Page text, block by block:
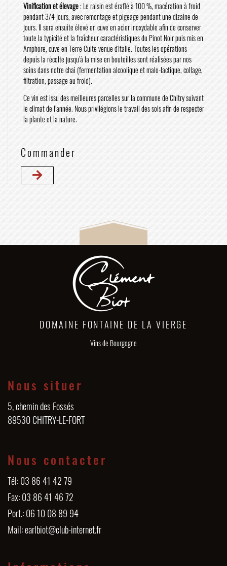
Vinification et élevage: Le raisin est éraflé à 100 %, macération à froid
pendant 3/4 jours, avec remontage et pigeage pendant une dizaine de
jours. Il sera ensuite élevé en cuve en acier inoxydable afin de conserver
toute la typicité et la fraîcheur caractéristiques du Pinot Noir puis mis en
Amphore, cuve en Terre Cuite venue d'Italie. Toutes les opérations
depuis la récolte jusqu’à la mise en bouteilles sont réalisées par nos
soins dans notre chai (fermentation alcoolique et malo-lactique, collage,
filtration, passage au froid).
Ce vin est issu des meilleures parcelles sur la commune de Chitry suivant
le climat de l’année. Nous privilégions le travail des sols afin de respecter
la plante et la nature.
Commander
DOMAINE FONTAINE DE LA VIERGE
Vins de Bourgogne
Nous situer
5, chemin des Fossés
89530 CHITRY-LE-FORT
Nous contacter
Tél: 03 86 41 42 79
Fax: 03 86 41 46 72
Port.: 06 10 08 89 94
Mail: earlbiot@club-internet.fr